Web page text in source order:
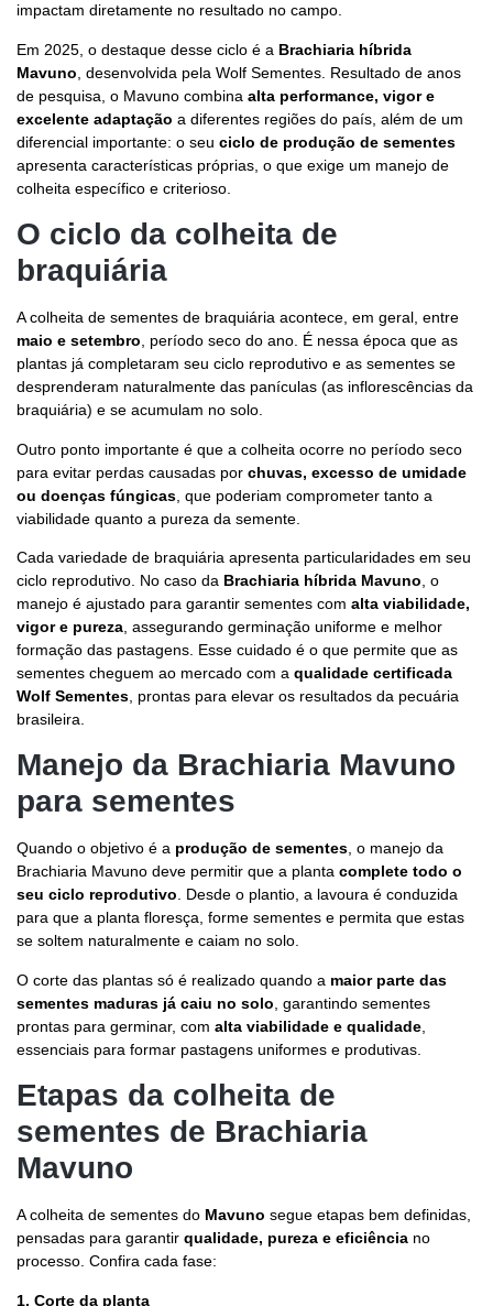
impactam diretamente no resultado no campo.
Em 2025, o destaque desse ciclo é a Brachiaria híbrida
Mavuno , desenvolvida pela Wolf Sementes. Resultado de anos
de pesquisa, o Mavuno combina alta performance, vigor e
excelente adaptação a diferentes regiões do país, além de um
diferencial importante: o seu ciclo de produção de sementes
apresenta características próprias, o que exige um manejo de
colheita específico e criterioso.
O ciclo da colheita de
braquiária
A colheita de sementes de braquiária acontece, em geral, entre
maio e setembro , período seco do ano. É nessa época que as
plantas já completaram seu ciclo reprodutivo e as sementes se
desprenderam naturalmente das panículas (as inflorescências da
braquiária) e se acumulam no solo.
Outro ponto importante é que a colheita ocorre no período seco
para evitar perdas causadas por chuvas, excesso de umidade
ou doenças fúngicas , que poderiam comprometer tanto a
viabilidade quanto a pureza da semente.
Cada variedade de braquiária apresenta particularidades em seu
ciclo reprodutivo. No caso da Brachiaria híbrida Mavuno , o
manejo é ajustado para garantir sementes com alta viabilidade,
vigor e pureza , assegurando germinação uniforme e melhor
formação das pastagens. Esse cuidado é o que permite que as
sementes cheguem ao mercado com a qualidade certificada
Wolf Sementes , prontas para elevar os resultados da pecuária
brasileira.
Manejo da Brachiaria Mavuno
para sementes
Quando o objetivo é a produção de sementes, o manejo da
Brachiaria Mavuno deve permitir que a planta complete todo o
seu ciclo reprodutivo. Desde o plantio, a lavoura é conduzida
para que a planta floresça, forme sementes e permita que estas
se soltem naturalmente e caiam no solo.
O corte das plantas só é realizado quando a maior parte das
sementes maduras já caiu no solo , garantindo sementes
prontas para germinar, com alta viabilidade e qualidade
essenciais para formar pastagens uniformes e produtivas.
Etapas da colheita de
sementes de Brachiaria
Mavuno
A colheita de sementes do Mavuno segue etapas bem definidas,
pensadas para garantir qualidade, pureza e eficiência no
processo. Confira cada fase:
1. Corte da planta